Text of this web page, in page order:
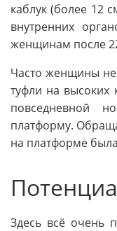
каблук (более 12
внутренних
женщинам после
Часто женщины
туфли на высоких
повседневной
платформу.
на платформе
Здесь всё очень